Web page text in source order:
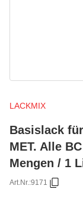
LACKMIX
Basislack
MET. Alle
Mengen / 1
Art.Nr.:9171